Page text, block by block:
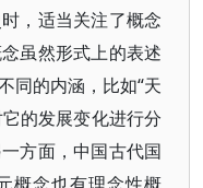
，适当关注了概念
虽然形式上的表述
同的内涵，比如“天
的发展变化进行分
方面，中国古代国